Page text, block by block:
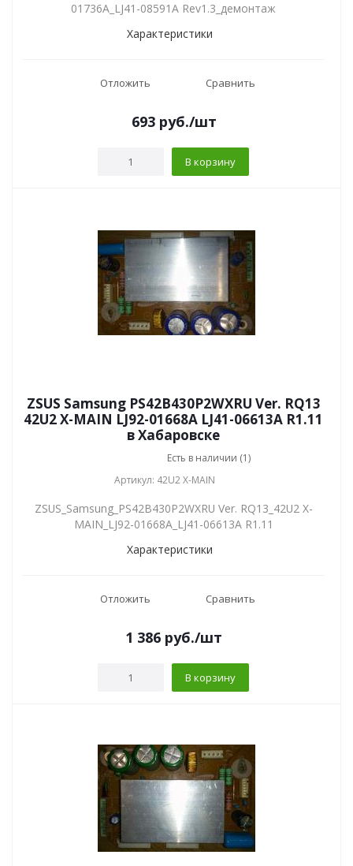
01736A_LJ41-08591A Rev1.3_демонтаж
Характеристики
Отложить Сравнить
693руб./шт
В корзину
ZSUS Samsung PS42B430P2WXRU Ver. RQ13
42U2 X-MAIN LJ92-01668A LJ41-06613A R1.11
в Хабаровске
Есть в наличии (1)
Артикул: 42U2 X-MAIN
ZSUS_Samsung_PS42B430P2WXRU Ver. RQ13_42U2 X-
MAIN_LJ92-01668A_LJ41-06613A R1.11
Характеристики
Отложить Сравнить
1 386 руб./шт
В корзину